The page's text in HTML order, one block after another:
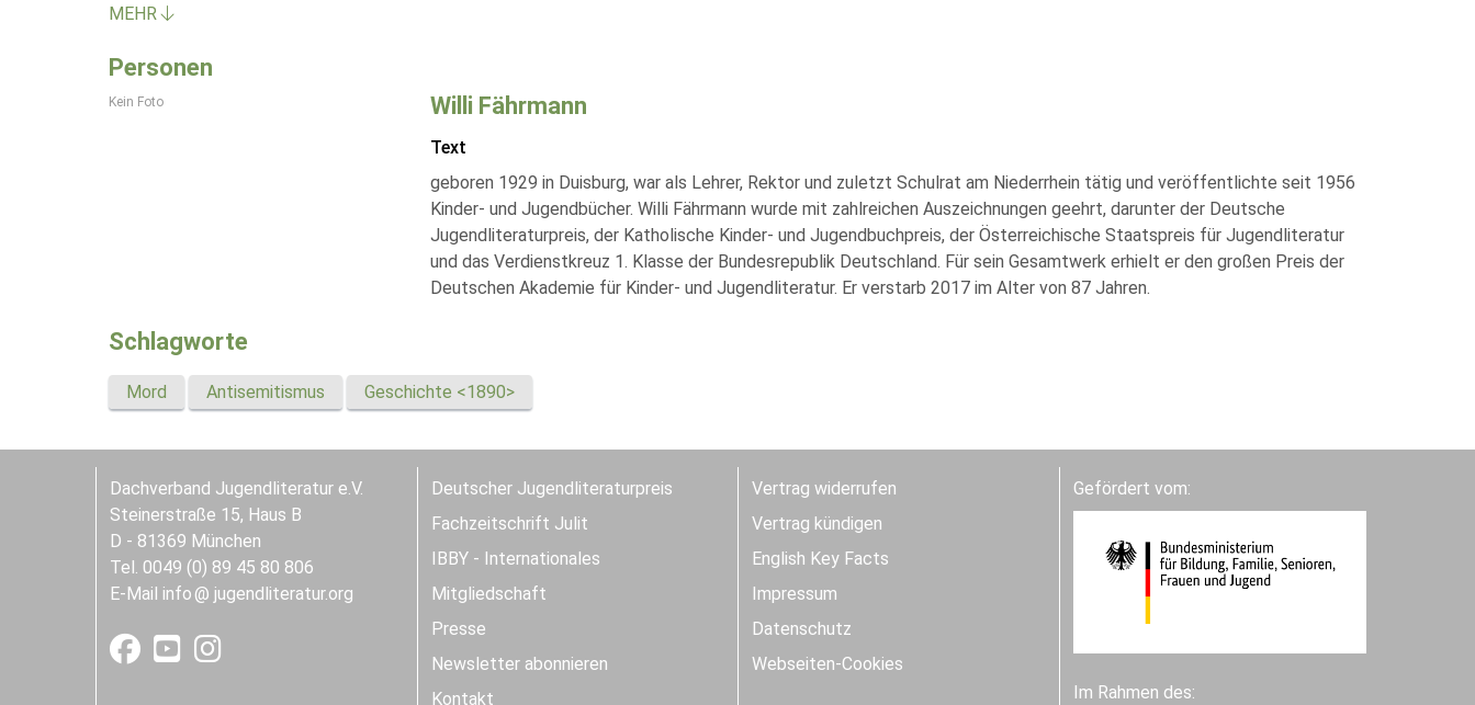
MEHR
Personen
Kein Foto Willi Fährmann
Text
geboren 1929 in Duisburg, war als Lehrer, Rektor und zuletzt Schulrat am Niederrhein tätig und veröffentlichte seit 1956
Kinder- und Jugendbücher. Willi Fährmann wurde mit zahlreichen Auszeichnungen geehrt, darunter der Deutsche
Jugendliteraturpreis, der Katholische Kinder- und Jugendbuchpreis, der Österreichische Staatspreis für Jugendliteratur
und das Verdienstkreuz 1. Klasse der Bundesrepublik Deutschland. Für sein Gesamtwerk erhielt er den großen Preis der
Deutschen Akademie für Kinder- und Jugendliteratur. Er verstarb 2017 im Alter von 87 Jahren.
Schlagworte
Mord Antisemitismus Geschichte <1890>
Dachverband Jugendliteratur e.V.
Steinerstraße 15, Haus B
D - 81369 München
Tel. 0049 (0) 89 45 80 806
E-Mail info jugendliteratur.org
Deutscher Jugendliteraturpreis
Fachzeitschrift Julit
IBBY - Internationales
Mitgliedschaft
Presse
Newsletter abonnieren
Kontakt
Vertrag widerrufen
Vertrag kündigen
English Key Facts
Impressum
Datenschutz
Webseiten-Cookies
Gefördert vom:
Im Rahmen des: